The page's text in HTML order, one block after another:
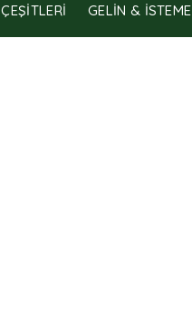
GELIN & İSTEME